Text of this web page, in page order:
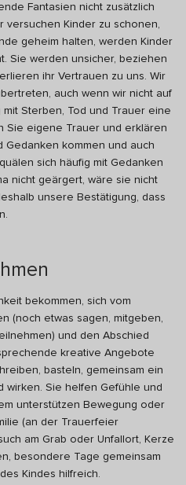
Fantasien nicht zusätzlich
versuchen Kinder zu schonen,
geheim halten, werden Kinder
Sie werden unsicher, beziehen
ihr Vertrauen zu uns. Wir
auch wenn wir nicht auf
Sterben, Tod und Trauer eine
Sie eigene Trauer und erklären
Gedanken kommen und auch
sich häufig mit Gedanken
nicht geärgert, wäre sie nicht
unsere Bestätigung, dass
bekommen, sich vom
(noch etwas sagen, mitgeben,
und den Abschied
kreative Angebote
basteln, gemeinsam ein
wirken. Sie helfen Gefühle und
unterstützen Bewegung oder
(an der Trauerfeier
am Grab oder Unfallort, Kerze
besondere Tage gemeinsam
Kindes hilfreich.